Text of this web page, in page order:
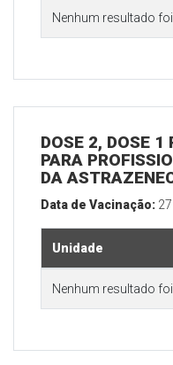
Nenhum resultado
DOSE 2, DOSE
PARA
DA
Data de Vacinação:
Unidade
Nenhum resultado